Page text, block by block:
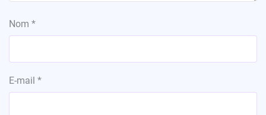
Nom *
E-mail *